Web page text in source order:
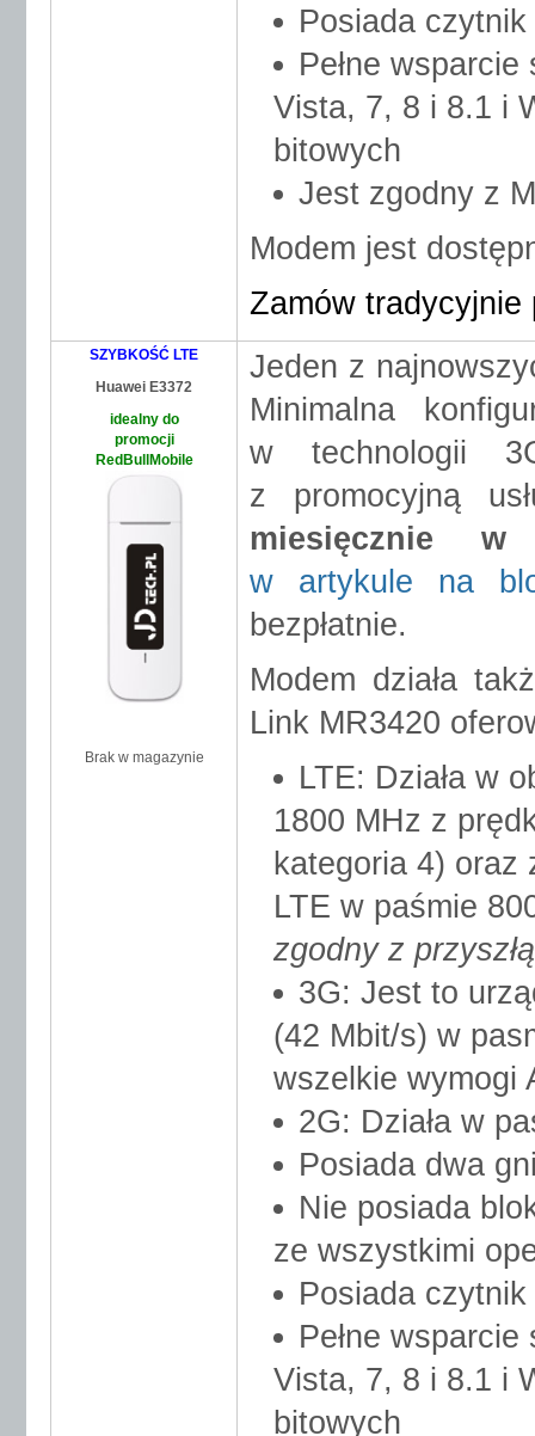
Posiada
Pełne
Vista, 7, 8 i 8.1 i
bitowych
Jest zgodny z
Modem jest
Zamów tradycyjnie
SZYBKOŚĆ LTE
Huawei E3372
idealny do
promocji
RedBullMobile
Brak w magazynie
Jeden z
Minimalna
w technologii
z promocyjną
miesięcznie w
w artykule na
bezpłatnie.
Modem działa
Link MR3420
LTE: Działa w
1800 MHz z
kategoria 4) oraz
LTE w paśmie
zgodny z
3G: Jest to
(42 Mbit/s) w
wszelkie wymogi
2G: Działa w
Posiada dwa
Nie posiada
ze wszystkimi
Posiada
Pełne
Vista, 7, 8 i 8.1 i
bitowych